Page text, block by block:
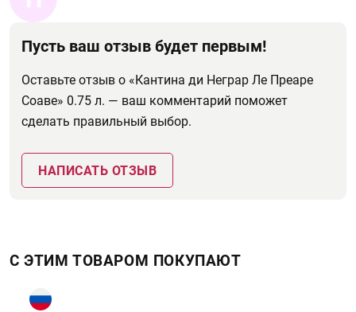
Пусть ваш отзыв будет первым!
Оставьте отзыв о «Кантина ди Неграр Ле Преаре
Соаве» 0.75 л. — ваш комментарий поможет
сделать правильный выбор.
НАПИСАТЬ ОТЗЫВ
С ЭТИМ ТОВАРОМ ПОКУПАЮТ